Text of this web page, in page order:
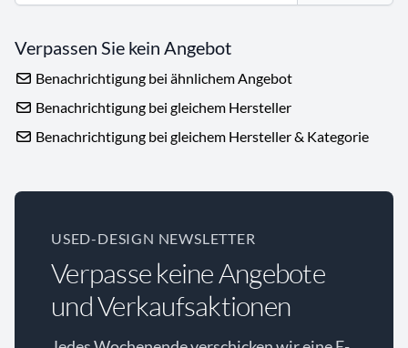
Verpassen Sie kein Angebot
Benachrichtigung bei ähnlichem Angebot
Benachrichtigung bei gleichem Hersteller
Benachrichtigung bei gleichem Hersteller & Kategorie
USED-DESIGN NEWSLETTER
Verpasse keine Angebote
und Verkaufsaktionen